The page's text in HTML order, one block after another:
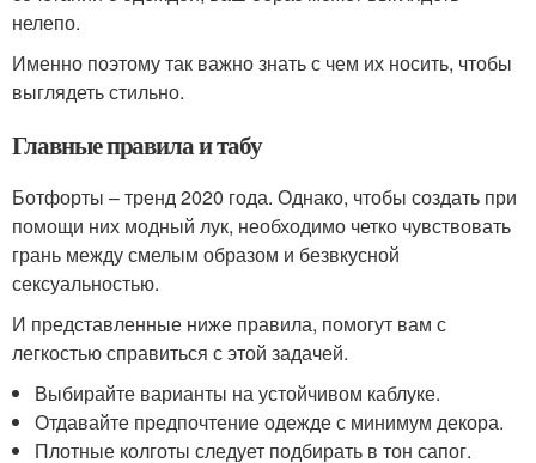
нелепо.
Именно поэтому так важно знать с чем их носить, чтобы
выглядеть стильно.
Главные правила и табу
Ботфорты – тренд 2020 года. Однако, чтобы создать при
помощи них модный лук, необходимо четко чувствовать
грань между смелым образом и безвкусной
сексуальностью.
И представленные ниже правила, помогут вам с
легкостью справиться с этой задачей.
Выбирайте варианты на устойчивом каблуке.
Отдавайте предпочтение одежде с минимум декора.
Плотные колготы следует подбирать в тон сапог.